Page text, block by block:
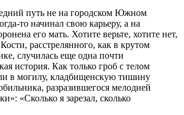
путь не на городском Южном
то начинал свою карьеру, а на
его мать. Хотите верьте, хотите нет,
расстрелянного, как в крутом
случилась еще одна почти
история. Как только гроб с телом
в могилу, кладбищенскую тишину
разразившегося мелодией
«Сколько я зарезал, сколько